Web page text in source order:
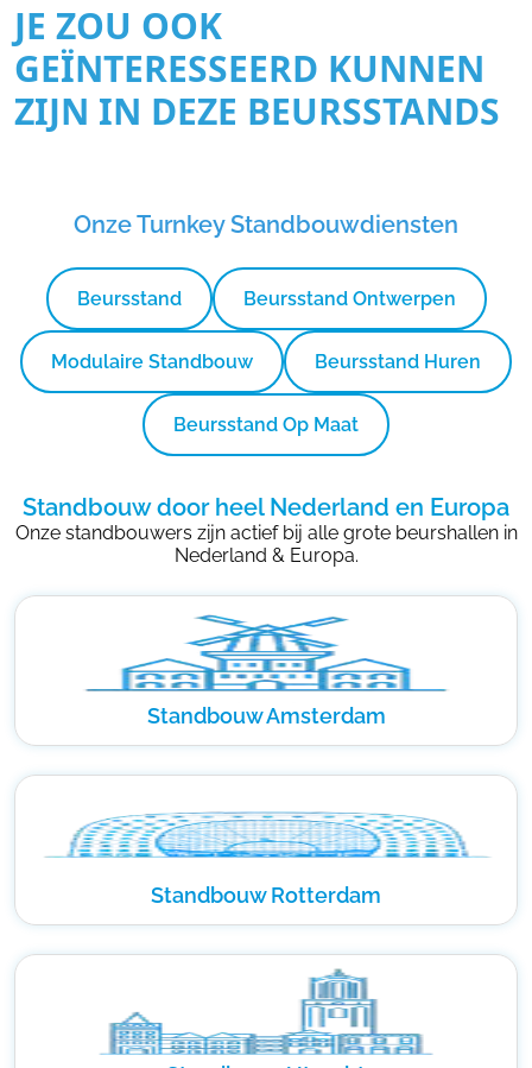
JE ZOU OOK
GEÏNTERESSEERD KUNNEN
ZIJN IN DEZE BEURSSTANDS
Onze Turnkey Standbouwdiensten
Beursstand Beursstand Ontwerpen
Modulaire Standbouw Beursstand Huren
Beursstand Op Maat
Standbouw door heel Nederland en Europa
Onze standbouwers zijn actief bij alle grote beurshallen in
Nederland & Europa.
Standbouw Amsterdam
Standbouw Rotterdam